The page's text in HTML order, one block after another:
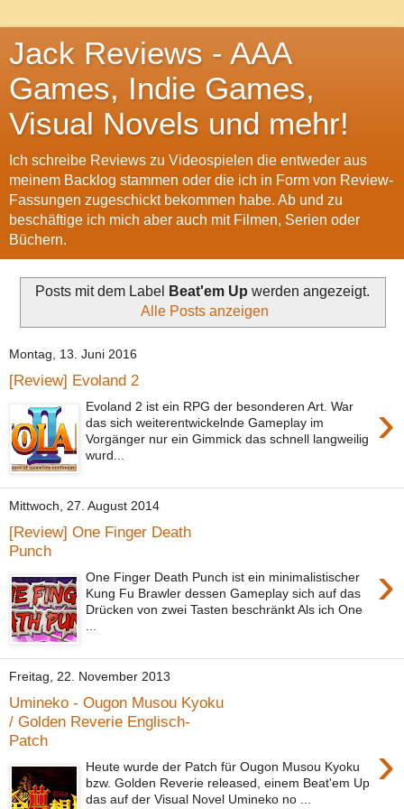
Jack Reviews - AAA
Games, Indie Games,
Visual Novels und mehr!
Ich schreibe Reviews zu Videospielen die entweder aus
meinem Backlog stammen oder die ich in Form von Review-
Fassungen zugeschickt bekommen habe. Ab und zu
beschäftige ich mich aber auch mit Filmen, Serien oder
Büchern.
Posts mit dem Label Beat'em Up werden angezeigt.
Alle Posts anzeigen
Montag, 13. Juni 2016
[Review] Evoland 2
›
Evoland 2 ist ein RPG der besonderen Art. War
das sich weiterentwickelnde Gameplay im
Vorgänger nur ein Gimmick das schnell langweilig
wurd...
Mittwoch, 27. August 2014
[Review] One Finger Death
Punch
›
One Finger Death Punch ist ein minimalistischer
Kung Fu Brawler dessen Gameplay sich auf das
Drücken von zwei Tasten beschränkt Als ich One
Freitag, 22. November 2013
Umineko - Ougon Musou Kyoku
/ Golden Reverie Englisch-
Patch
›
Heute wurde der Patch für Ougon Musou Kyoku
bzw. Golden Reverie released, einem Beat'em Up
das auf der Visual Novel Umineko no ...